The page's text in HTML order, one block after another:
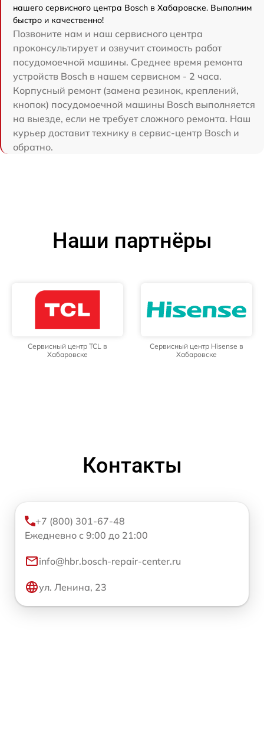
нашего сервисного центра Bosch в Хабаровске. Выполним
быстро и качественно!
Позвоните нам и наш сервисного центра
проконсультирует и озвучит стоимость работ
посудомоечной машины. Среднее время ремонта
устройств Bosch в нашем сервисном - 2 часа.
Корпусный ремонт (замена резинок, креплений,
кнопок) посудомоечной машины Bosch выполняется
на выезде, если не требует сложного ремонта. Наш
курьер доставит технику в сервис-центр Bosch и
обратно.
Наши партнёры
Сервисный центр TCL в
Хабаровске
Сервисный центр Hisense в
Хабаровске
Контакты
+7 (800) 301-67-48
Ежедневно с 9:00 до 21:00
info@hbr.bosch-repair-center.ru
ул. Ленина, 23